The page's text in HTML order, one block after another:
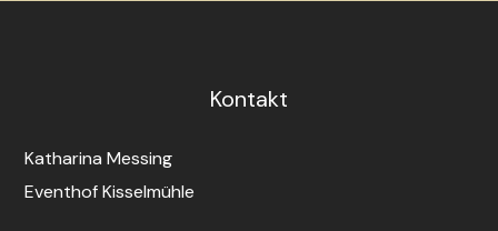
Kontakt
Katharina Messing
Eventhof Kisselmühle